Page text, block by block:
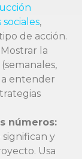
sociales,
de acción.
Mostrar la
a entender
números:
significan y
Usa